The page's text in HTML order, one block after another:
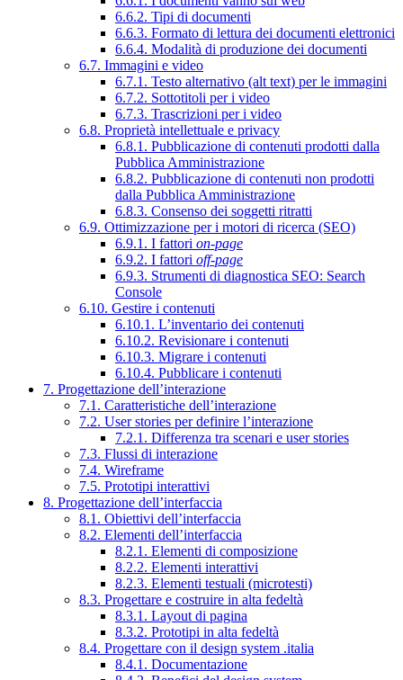
6.6.2. Tipi di documenti
6.6.3. Formato di lettura dei documenti elettronici
6.6.4. Modalità di produzione dei documenti
6.7. Immagini e video
6.7.1. Testo alternativo (alt text) per le immagini
6.7.2. Sottotitoli per i video
6.7.3. Trascrizioni per i video
6.8. Proprietà intellettuale e privacy
6.8.1. Pubblicazione di contenuti prodotti dalla
Pubblica Amministrazione
6.8.2. Pubblicazione di contenuti non prodotti
dalla Pubblica Amministrazione
6.8.3. Consenso dei soggetti ritratti
6.9. Ottimizzazione per i motori di ricerca (SEO)
6.9.1. I fattori on-page
6.9.2. I fattori off-page
6.9.3. Strumenti di diagnostica SEO: Search
Console
6.10. Gestire i contenuti
6.10.1. L’inventario dei contenuti
6.10.2. Revisionare i contenuti
6.10.3. Migrare i contenuti
6.10.4. Pubblicare i contenuti
7. Progettazione dell’interazione
7.1. Caratteristiche dell’interazione
7.2. User stories per definire l’interazione
7.2.1. Differenza tra scenari e user stories
7.3. Flussi di interazione
7.4. Wireframe
7.5. Prototipi interattivi
8. Progettazione dell’interfaccia
8.1. Obiettivi dell’interfaccia
8.2. Elementi dell’interfaccia
8.2.1. Elementi di composizione
8.2.2. Elementi interattivi
8.2.3. Elementi testuali (microtesti)
8.3. Progettare e costruire in alta fedeltà
8.3.1. Layout di pagina
8.3.2. Prototipi in alta fedeltà
8.4. Progettare con il design system .italia
8.4.1. Documentazione